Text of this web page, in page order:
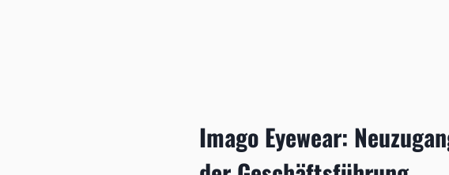
Imago Eyewear: